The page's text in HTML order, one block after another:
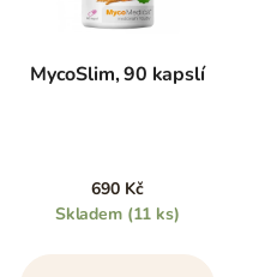
MycoSlim, 90 kapslí
690 Kč
Skladem (11 ks)